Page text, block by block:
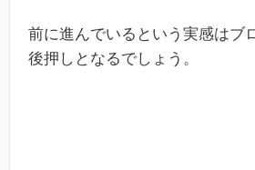
前に進んでいるという実感はブ
後押しとなるでしょう。